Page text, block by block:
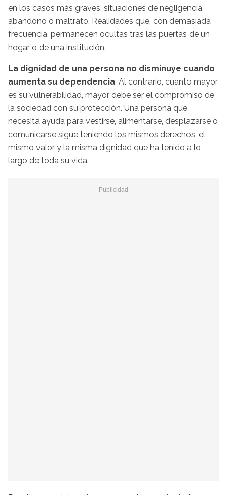
en los casos más graves, situaciones de negligencia,
abandono o maltrato. Realidades que, con demasiada
frecuencia, permanecen ocultas tras las puertas de un
hogar o de una institución.
La dignidad de una persona no disminuye cuando
aumenta su dependencia. Al contrario, cuanto mayor
es su vulnerabilidad, mayor debe ser el compromiso de
la sociedad con su protección. Una persona que
necesita ayuda para vestirse, alimentarse, desplazarse o
comunicarse sigue teniendo los mismos derechos, el
mismo valor y la misma dignidad que ha tenido a lo
largo de toda su vida.